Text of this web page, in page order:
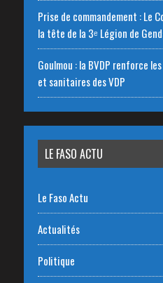
Prise de commandement : Le
la tête de la 3ᵉ Légion de
Goulmou : la BVDP renforce
et sanitaires des VDP
LE FASO ACTU
Le Faso Actu
Actualités
Politique